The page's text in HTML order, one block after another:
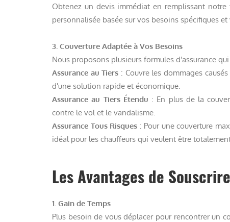
Obtenez un devis immédiat en remplissant
personnalisée basée sur vos besoins spécifiques et
3. Couverture Adaptée à Vos Besoins
Nous proposons plusieurs formules d'assurance
Assurance au Tiers : Couvre les dommages
d'une solution rapide et économique.
Assurance au Tiers Étendu : En plus de la
contre le vol et le vandalisme.
Assurance Tous Risques : Pour une couverture
idéal pour les chauffeurs qui veulent être
Les Avantages de
1. Gain de Temps
Plus besoin de vous déplacer pour rencontrer un